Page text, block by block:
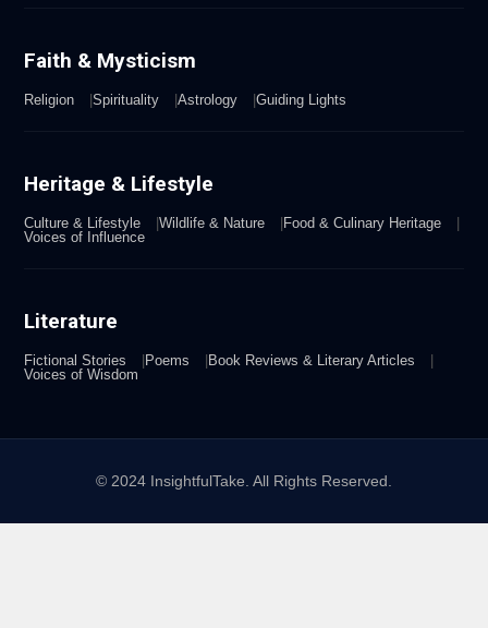
Faith & Mysticism
Religion Spirituality Astrology Guiding Lights
Heritage & Lifestyle
Culture & Lifestyle Wildlife & Nature
Food & Culinary Heritage
Voices of Influence
Literature
Fictional Stories Poems
Book Reviews & Literary Articles
Voices of Wisdom
© 2024 InsightfulTake. All Rights Reserved.